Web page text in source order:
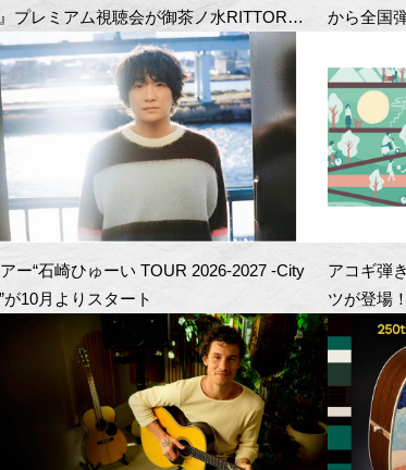
プレミアム視聴会が御茶ノ水RITTOR
て開催！
から全国
ー“石崎ひゅーい TOUR 2026-2027 -City
が10月よりスタート
アコギ弾
ツが登場